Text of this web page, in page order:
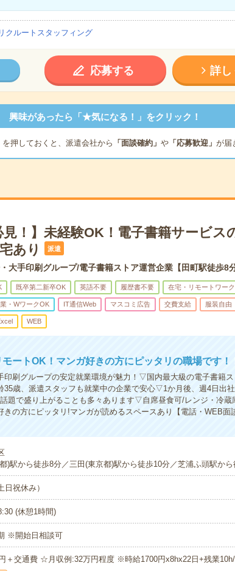
クルートスタッフィング
応募する 詳し
興味があったら「★気になる！」をクリック！
を押しておくと、派遣会社から 「面談確約」 や「応募歓迎」 が届
見！】未経験OK！電子書籍サービス
あり
派遣
大手印刷グループ/電子書籍ストア運営企業【田町駅徒歩8分
既卒第二新卒OK 英語不要 履歴書不要 在宅・リモートワーク
・WワークOK IT通信Web マスコミ広告 交費支給 服装自由
WEB
ートOK！マンガ好きの方にピッタリの職場です！
刷グループの安定就業環境が魅力！▽国内最大級の電子書籍
歳、派遣スタッフも就業中の企業で安心▽1か月後、週4日出
題で盛り上がることも多々あります▽自席昼食可/レンジ・冷蔵
の方にピッタリ!マンガが読めるスペースあり【電話・WEB
)駅から徒歩8分／三田(東京都)駅から徒歩10分／芝浦ふ頭駅から
日祝休み）
(休憩1時間)
※開始日相談可
＋交通費 ☆月収例:32万円程度 ※時給1700円x8hx22日+残業10h/